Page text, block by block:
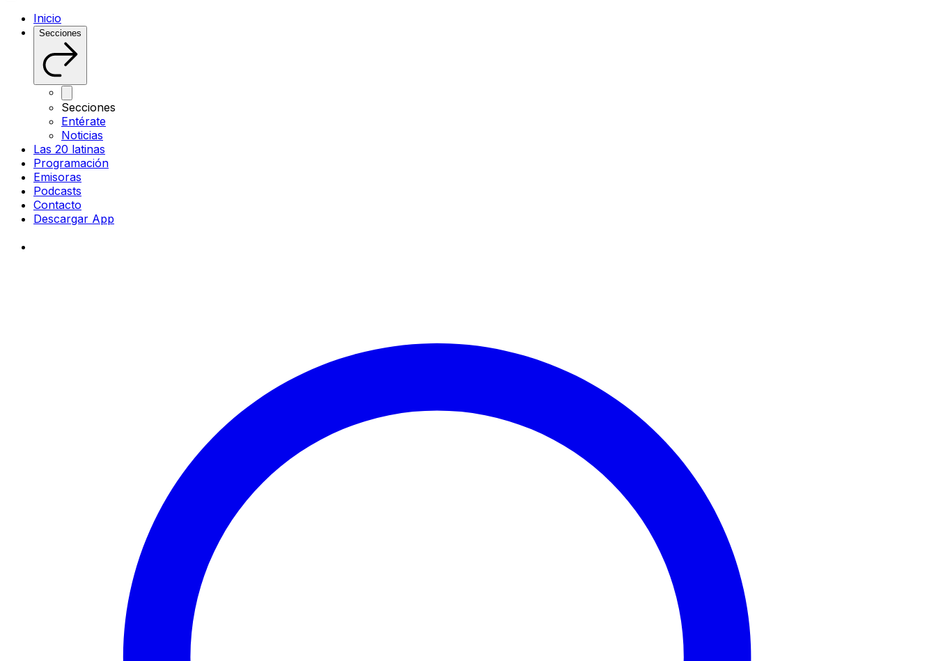
Inicio
Secciones
Secciones
Entérate
Noticias
Las 20 latinas
Programación
Emisoras
Podcasts
Contacto
Descargar App